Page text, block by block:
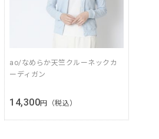
ao/なめらか天竺クルーネックカ
ーディガン
14,300円（税込）